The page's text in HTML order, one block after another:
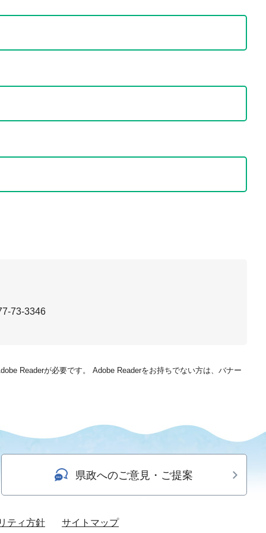
73-3346
Readerが必要です。 Adobe Readerをお持ちでない方は、バナー
県政へのご意見・ご提案
ティ方針 サイトマップ